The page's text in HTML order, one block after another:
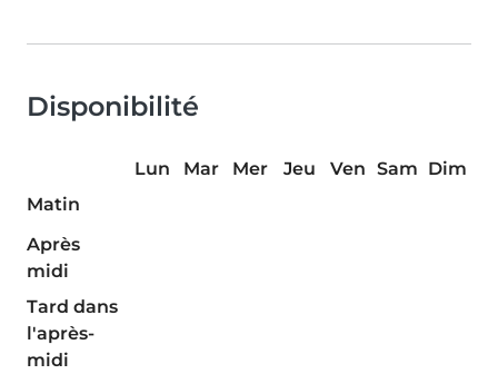
Disponibilité
Lun Mar Mer Jeu Ven Sam Dim
Matin
Après
midi
Tard dans
l'après-
midi